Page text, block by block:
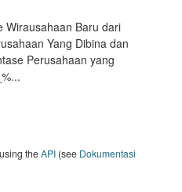
Wirausahaan Baru dari
Yang Dibina dan
Perusahaan yang
theAPI (see Dokumentasi